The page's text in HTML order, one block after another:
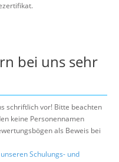
bei uns sehr
schriftlich vor! Bitte beachten
keine Personennamen
als Beweis bei
Schulungs- und